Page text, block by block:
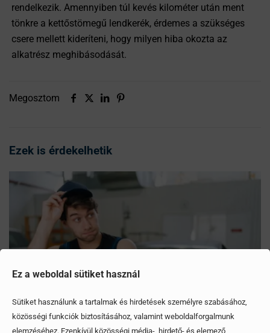
Ez a weboldal sütiket használ
Sütiket használunk a tartalmak és hirdetések személyre szabásához,
közösségi funkciók biztosításához, valamint weboldalforgalmunk
elemzéséhez. Ezenkívül közösségi média-, hirdető- és elemező
rendelkezik. Amennyiben túl kevés kilométer után ment
tönkre a kettőstömegű lendkerék, érdemes a szükséges
csere mellett kideríteni, hogy milyen hiba okozta az
alkatrész meghibásodását.
Megosztom
Ezek is érdekelhetik